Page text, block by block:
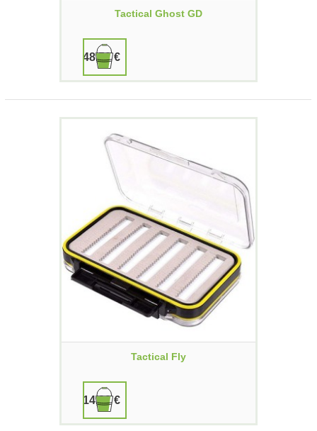
Tactical Ghost GD
48,50 €
Tactical Fly
14,90 €